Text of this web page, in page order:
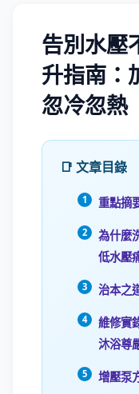
告別水壓
升指南：
忽冷忽熱
📑 文章目錄
重點摘
為什麼
低水壓
治本之
維修實
沐浴尊
增壓泵